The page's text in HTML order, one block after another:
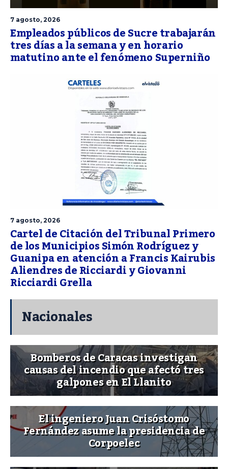
7 agosto, 2026
Empleados públicos de Sucre trabajarán
tres días a la semana y en horario
matutino ante el fenómeno Superniño
7 agosto, 2026
Cartel de Citación del Tribunal Primero
de los Municipios Simón Rodríguez y
Guanipa en atención a Francis Kairubis
Aliendres de Ricciardi y Giovanni
Ricciardi Grella
Nacionales
Bomberos de Caracas investigan
causas del incendio que afectó tres
galpones en El Llanito
El ingeniero Juan Crisóstomo
Fernández asume la presidencia de
Corpoelec